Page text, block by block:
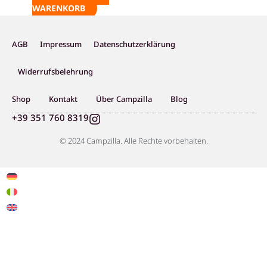
WARENKORB
AGB Impressum Datenschutzerklärung
Widerrufsbelehrung
Shop Kontakt Über Campzilla Blog
© 2024 Campzilla. Alle Rechte vorbehalten.
+39 351 760 8319 I
s